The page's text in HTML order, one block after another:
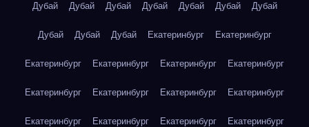
Дубай Дубай Дубай Дубай Дубай Дубай Дубай
Дубай Дубай Дубай Екатеринбург Екатеринбург
Екатеринбург Екатеринбург Екатеринбург Екатеринбург
Екатеринбург Екатеринбург Екатеринбург Екатеринбург
Екатеринбург Екатеринбург Екатеринбург Екатеринбург